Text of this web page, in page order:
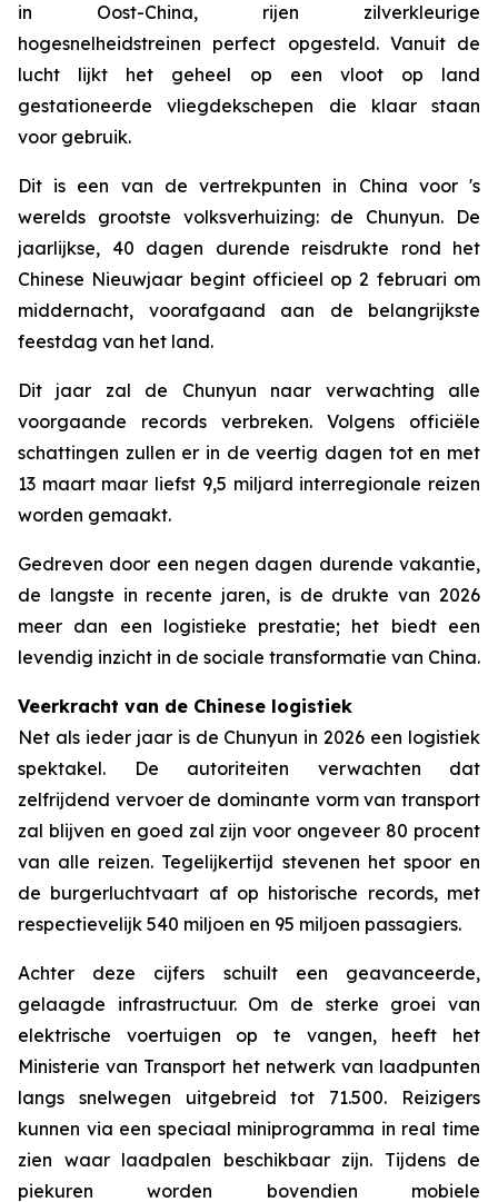
in Oost-China, ​​rijen zilverkleurige
hogesnelheidstreinen perfect opgesteld. Vanuit de
lucht lijkt het geheel op een vloot op land
gestationeerde vliegdekschepen die klaar staan
voor gebruik.
Dit is een van de vertrekpunten in China voor 's
werelds grootste volksverhuizing: de Chunyun. De
jaarlijkse, 40 dagen durende reisdrukte rond het
Chinese Nieuwjaar begint officieel op 2 februari om
middernacht, voorafgaand aan de belangrijkste
feestdag van het land.
Dit jaar zal de Chunyun naar verwachting alle
voorgaande records verbreken. Volgens officiële
schattingen zullen er in de veertig dagen tot en met
13 maart maar liefst 9,5 miljard interregionale reizen
worden gemaakt.
Gedreven door een negen dagen durende vakantie,
de langste in recente jaren, is de drukte van 2026
meer dan een logistieke prestatie; het biedt een
levendig inzicht in de sociale transformatie van China.
Veerkracht van de Chinese logistiek
Net als ieder jaar is de Chunyun in 2026 een logistiek
spektakel. De autoriteiten verwachten dat
zelfrijdend vervoer de dominante vorm van transport
zal blijven en goed zal zijn voor ongeveer 80 procent
van alle reizen. Tegelijkertijd stevenen het spoor en
de burgerluchtvaart af op historische records, met
respectievelijk 540 miljoen en 95 miljoen passagiers.
Achter deze cijfers schuilt een geavanceerde,
gelaagde infrastructuur. Om de sterke groei van
elektrische voertuigen op te vangen, heeft het
Ministerie van Transport het netwerk van laadpunten
langs snelwegen uitgebreid tot 71.500. Reizigers
kunnen via een speciaal miniprogramma in real time
zien waar laadpalen beschikbaar zijn. Tijdens de
piekuren worden bovendien mobiele